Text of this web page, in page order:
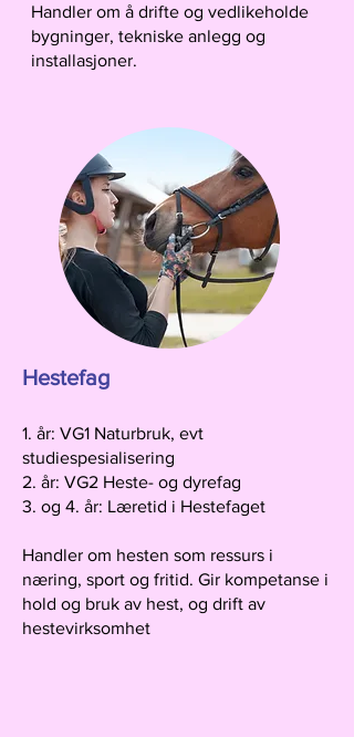
Handler om å drifte og vedlikeholde
bygninger, tekniske anlegg og
installasjoner.
Hestefag
1. år: VG1 Naturbruk, evt
studiespesialisering
2. år: VG2 Heste- og dyrefag
3. og 4. år: Læretid i Hestefaget
Handler om hesten som ressurs i
næring, sport og fritid. Gir kompetanse i
hold og bruk av hest, og drift av
hestevirksomhet